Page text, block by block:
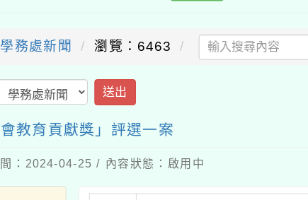
學務處新聞 瀏覽：6463
送出
教育貢獻獎」評選一案
：2024-04-25 / 內容狀態：啟用中